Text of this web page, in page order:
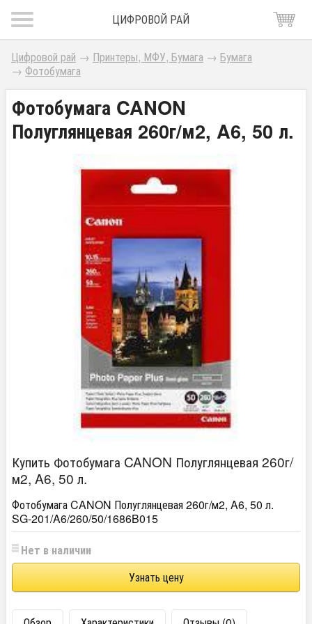
ЦИФРОВОЙ РАЙ
Цифровой рай → Принтеры, МФУ, Бумага → Бумага
→ Фотобумага
Фотобумага CANON
Полуглянцевая 260г/м2, A6, 50 л.
Купить Фотобумага CANON Полуглянцевая 260г/
м2, A6, 50 л.
Фотобумага CANON Полуглянцевая 260г/м2, A6, 50 л.
SG-201/A6/260/50/1686B015
Нет в наличии
Узнать цену